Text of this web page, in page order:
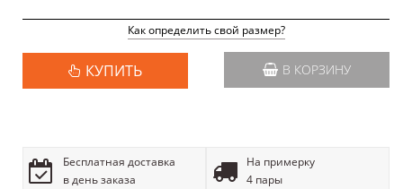
Как определить свой размер?
КУПИТЬ В КОРЗИНУ
Бесплатная доставка
в день заказа
На примерку
4 пары